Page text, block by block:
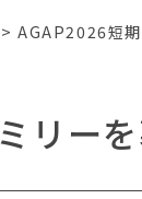
> AGAP2026短
リー